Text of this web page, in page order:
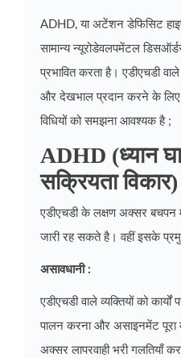
ADHD, या अटेंशन डेफिसिट
सामान्य न्यूरोडेवलपमेंटल
प्रभावित करता है। एडीएचडी
और देखभाल प्रदान करने के लिए
विधियों को समझना आवश्यक है ;
ADHD (ध्यान
सक्रियता
एडीएचडी के लक्षण अक्सर
जारी रह सकते है। वहीं इसके
असावधानी :
एडीएचडी वाले व्यक्तियों को
पालन करना और असाइनमेंट पूरा
अक्सर लापरवाही भरी गलतियाँ